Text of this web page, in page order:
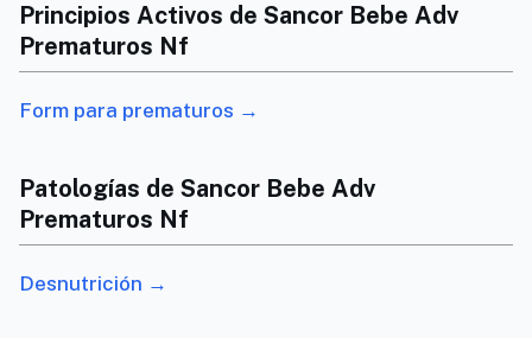
Principios Activos de Sancor Bebe Adv
Prematuros Nf
Form para prematuros →
Patologías de Sancor Bebe Adv
Prematuros Nf
Desnutrición →